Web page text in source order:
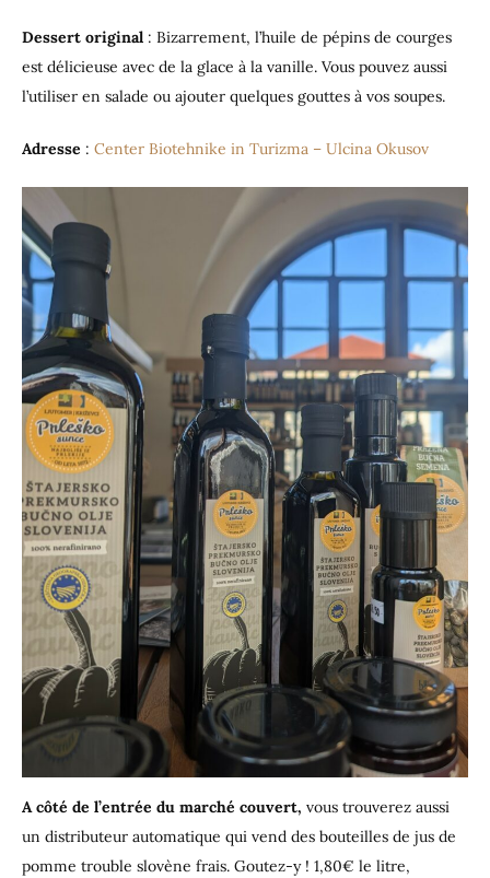
Dessert original : Bizarrement, l’huile de pépins de courges
est délicieuse avec de la glace à la vanille. Vous pouvez aussi
l’utiliser en salade ou ajouter quelques gouttes à vos soupes.
Adresse : Center Biotehnike in Turizma – Ulcina Okusov
A côté de l’entrée du marché couvert, vous trouverez aussi
un distributeur automatique qui vend des bouteilles de jus de
pomme trouble slovène frais. Goutez-y ! 1,80€ le litre,